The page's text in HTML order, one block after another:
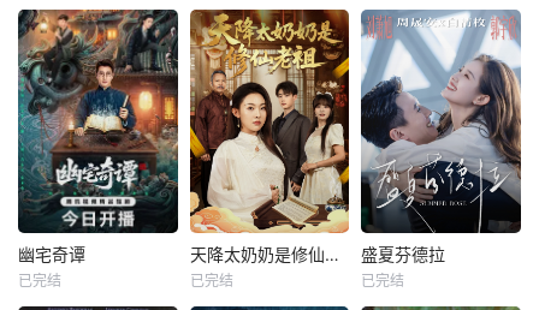
幽宅奇谭
已完结
天降太奶奶是修仙老祖
已完结
盛夏芬德拉
已完结